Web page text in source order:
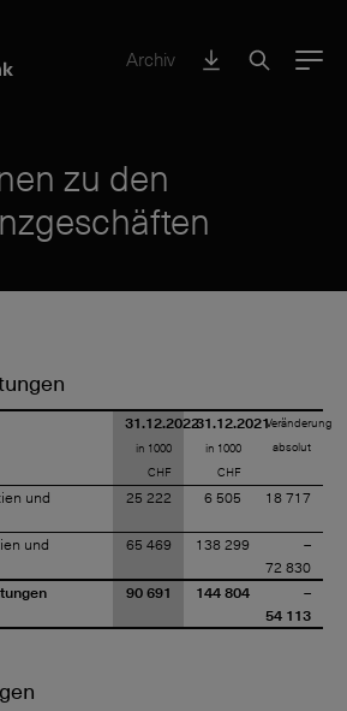
Archiv Menu
zu den
31.12.2022
in 1000
CHF
31.12.2021
in 1000
CHF
Veränderung
absolut
und
25 222 6 505 18 717
und
65 469 138 299
–
72 830
90 691 144 804
–
54 113